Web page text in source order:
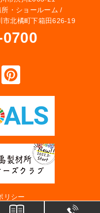
・ショールーム /
北橘町下箱田626-19
リシー